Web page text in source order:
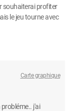
souhaiterai profiter
le jeu tourne avec
Carte graphique
j'ai